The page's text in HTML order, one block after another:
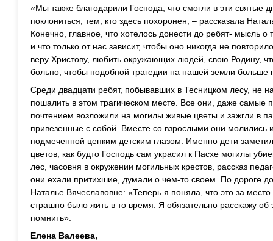
«Мы также благодарили Господа, что смогли в эти святые
поклониться, тем, кто здесь похоронен, – рассказала
Конечно, главное, что хотелось донести до ребят- мысль
и что только от нас зависит, чтобы оно никогда не
веру Христову, любить окружающих людей, свою Родину,
больно, чтобы подобной трагедии на нашей земли больше
Среди двадцати ребят, побывавших в Тесницком лесу, не
пошалить в этом трагическом месте. Все они, даже
почтением возложили на могилы живые цветы и зажгли в
привезенные с собой. Вместе со взрослыми они молились
подмеченной цепким детским глазом. Именно дети
цветов, как будто Господь сам украсил к Пасхе могилы
лес, часовня в окружении могильных крестов, рассказ
они ехали притихшие, думали о чем-то своем. По дороге
Наталье Вячеславовне: «Теперь я поняла, что это за
страшно было жить в то время. Я обязательно расскажу
помнить».
Елена Валеева,